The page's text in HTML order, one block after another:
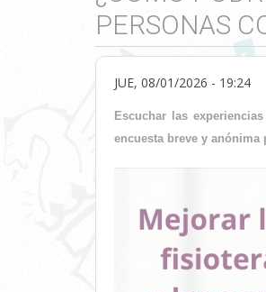
PERSONAS
JUE, 08/01/2026 - 19:24
Escuchar las
encuesta breve y